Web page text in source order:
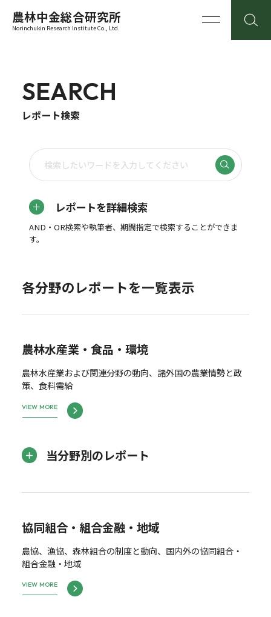
農林中金総合研究所
Norinchukin Research Institute Co., Ltd.
SEARCH
レポート検索
レポートを詳細検索
AND・OR検索や執筆者、期間指定で検索することができま
す。
各分野のレポートを一覧表示
農林水産業・食品・環境
農林水産業および関連分野の動向、諸外国の農業情勢と政
策、食料需給
VIEW MORE
当分野別のレポート
協同組合・組合金融・地域
農協、漁協、森林組合の制度と動向、国内外の協同組合・
組合金融・地域
VIEW MORE